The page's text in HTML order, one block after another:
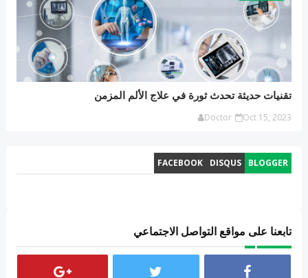
تقنيات حديثة تحدث ثورة في علاج الألم المزمن
Doctor Oct 15, 2023
BLOGGER
DISQUS
FACEBOOK
تابعنا على مواقع التواصل الاجتماعي